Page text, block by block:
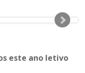
este ano letivo